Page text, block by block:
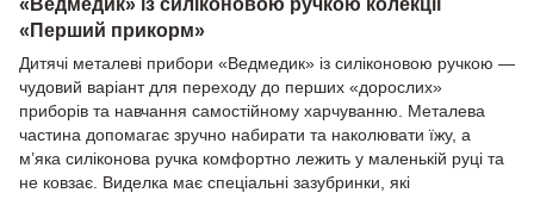
«Перший прикорм»
Дитячі металеві прибори «Ведмедик» із силіконовою ручкою —
чудовий варіант для переходу до перших «дорослих»
приборів та навчання самостійному харчуванню. Металева
частина допомагає зручно набирати та наколювати їжу, а
м’яка силіконова ручка комфортно лежить у маленькій руці та
не ковзає. Виделка має спеціальні зазубринки, які